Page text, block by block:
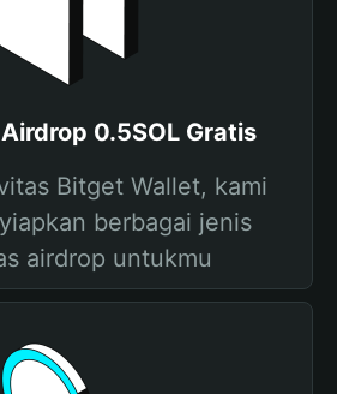
0.5SOL Gratis
Bitget Wallet, kami
berbagai jenis
airdrop untukmu